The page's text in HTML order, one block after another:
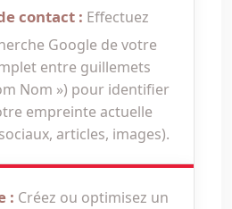
contact : Effectuez
Google de votre
entre guillemets
Nom ») pour identifier
empreinte actuelle
articles, images).
: Créez ou optimisez un